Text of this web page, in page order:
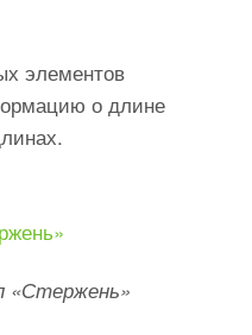
элементов
о длине